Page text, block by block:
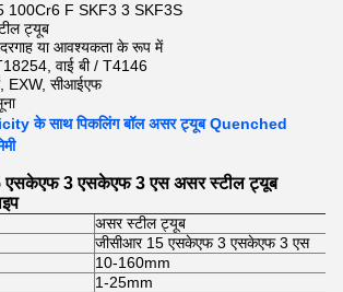
100Cr6 F SKF3 3 SKF3S
ट्यूब
या आवश्यकता के रूप में
वाई बी / T4146
EXW, सीआईएफ
के साथ पिकलिंग बॉल असर ट्यूब Quenched
एसकेएफ 3 एसकेएफ 3 एस असर स्टील ट्यूब
असर स्टील ट्यूब
जीसीआर 15 एसकेएफ 3 एसकेएफ 3 एस
10-160mm
1-25mm